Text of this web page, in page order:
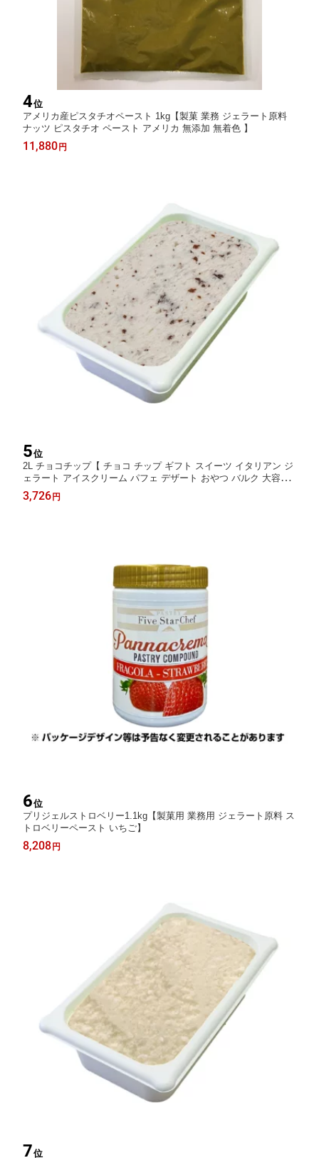
4位
アメリカ産ピスタチオペースト 1kg【製菓 業務 ジェラート原料
ナッツ ピスタチオ ペースト アメリカ 無添加 無着色 】
11,880円
5位
2L チョコチップ【 チョコ チップ ギフト スイーツ イタリアン ジ
ェラート アイスクリーム パフェ デザート おやつ バルク 大容量
業務用 国産 濃厚 お取り寄せ ホームパーティー 自宅用 バレンタ
イン こどもの日 】
3,726円
6位
プリジェルストロベリー1.1kg【製菓用 業務用 ジェラート原料 ス
トロベリーペースト いちご】
8,208円
7位